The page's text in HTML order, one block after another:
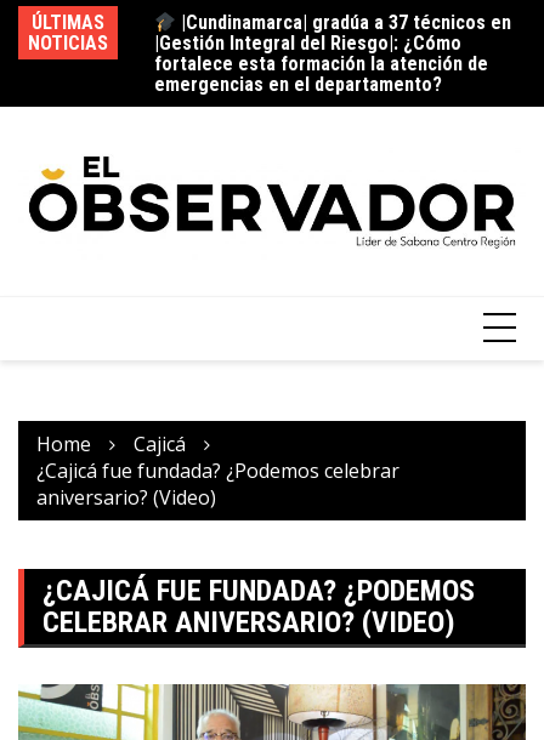
ÚLTIMAS
NOTICIAS
de |Agua
inscritos:
de las
|Cundinamarca| gradúa a 37 técnicos en
|Gestión Integral del Riesgo|: ¿Cómo
fortalece esta formación la atención de
emergencias en el departamento?
Home
Cajicá
¿Cajicá fue fundada? ¿Podemos celebrar
aniversario? (Video)
¿CAJICÁ FUE FUNDADA? ¿PODEMOS
CELEBRAR ANIVERSARIO? (VIDEO)